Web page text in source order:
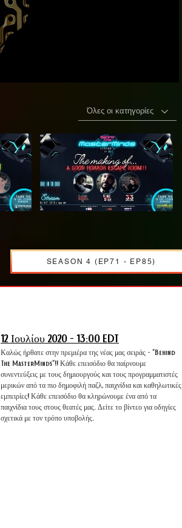
Όλες οι κατηγορίες
SEASON 4 (EP71 - EP85)
12 Ιουλίου 2020 - 13:00 EDT
Καλώς ήρθατε στην πρεμιέρα της νέας μας σειράς - "Behind
The MasterMinds"!! Κάθε επεισόδιο θα παίρνουμε
συνεντεύξεις με τους δημιουργούς και τους προγραμματιστές
μερικών από τα πιο δημοφιλή παζλ, παιχνίδια και καθηλωτικές
εμπειρίες! Κάθε επεισόδιο θα κληρώνουμε ένα από τα
παιχνίδια τους στους θεατές μας. Δείτε το βίντεο για οδηγίες
σχετικά με τον τρόπο υποβολής.